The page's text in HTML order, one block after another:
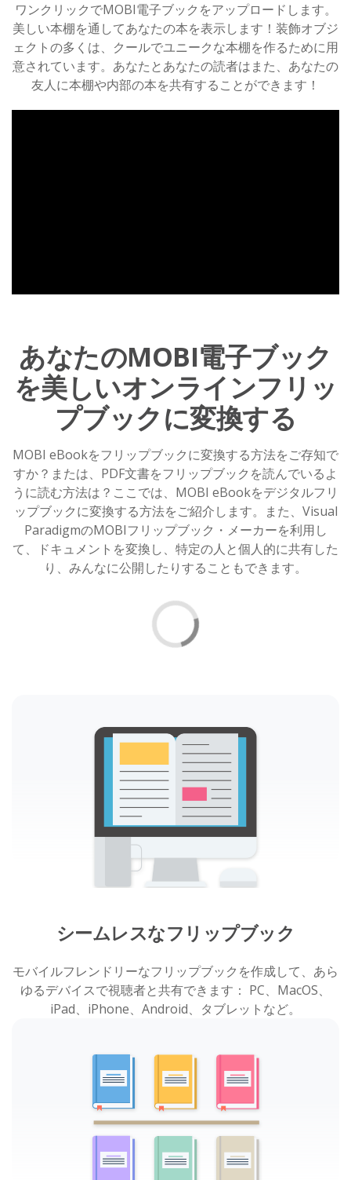
ワンクリックでMOBI電子ブックをアップロードします。
美しい本棚を通してあなたの本を表示します！装飾オブジ
ェクトの多くは、クールでユニークな本棚を作るために用
意されています。あなたとあなたの読者はまた、あなたの
友人に本棚や内部の本を共有することができます！
あなたのMOBI電子ブック
を美しいオンラインフリッ
プブックに変換する
MOBI eBookをフリップブックに変換する方法をご存知で
すか？または、PDF文書をフリップブックを読んでいるよ
うに読む方法は？ここでは、MOBI eBookをデジタルフリ
ップブックに変換する方法をご紹介します。また、Visual
ParadigmのMOBIフリップブック・メーカーを利用し
て、ドキュメントを変換し、特定の人と個人的に共有した
り、みんなに公開したりすることもできます。
シームレスなフリップブック
モバイルフレンドリーなフリップブックを作成して、あら
ゆるデバイスで視聴者と共有できます： PC、MacOS、
iPad、iPhone、Android、タブレットなど。